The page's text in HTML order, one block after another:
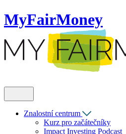
MyFairMoney
Znalostní centrum
Kurz pro začátečníky
Impact Investing Podcast